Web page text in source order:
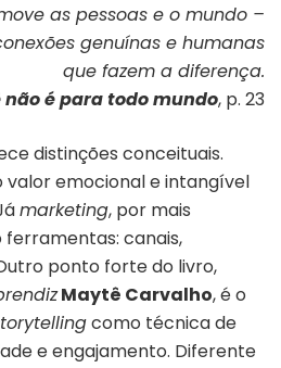
as pessoas e o mundo –
genuínas e humanas
que fazem a diferença.
não é para todo mundo, p. 23
distinções conceituais.
valor emocional e intangível
marketing, por mais
ferramentas: canais,
ponto forte do livro,
Maytê Carvalho, é o
como técnica de
e engajamento. Diferente